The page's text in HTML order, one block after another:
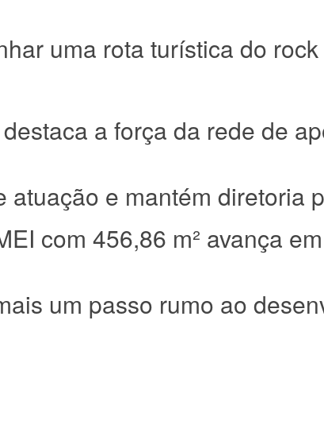
uma rota turística do rock
a força da rede de
atuação e mantém diretoria
com 456,86 m² avança
um passo rumo ao